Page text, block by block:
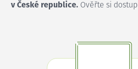
v České republice.Ověřte si